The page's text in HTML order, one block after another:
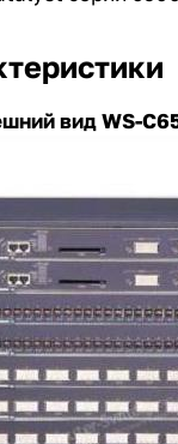
вид WS-